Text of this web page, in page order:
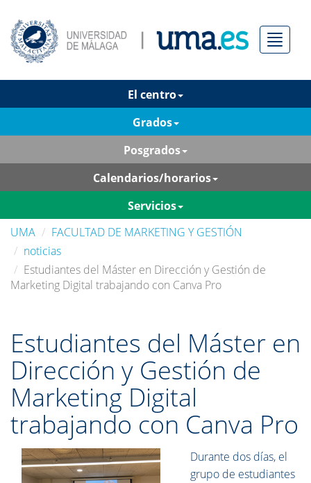
Menú
El centro
Grados
Posgrados
Calendarios/horarios
Servicios
UMA
FACULTAD DE MARKETING Y GESTIÓN
noticias
Estudiantes del Máster en Dirección y Gestión de
Marketing Digital trabajando con Canva Pro
Estudiantes del Máster en
Dirección y Gestión de
Marketing Digital
trabajando con Canva Pro
Durante dos días, el
grupo de estudiantes